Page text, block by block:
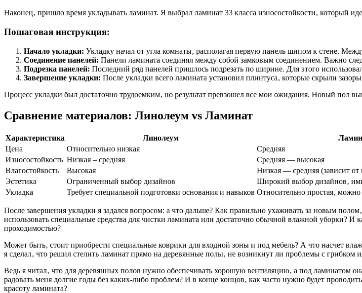
Наконец‚ пришло время укладывать ламинат. Я выбрал ламинат 33 класса износостойкости‚ который
Пошаговая инструкция:
Начало укладки: Укладку начал от угла комнаты‚ располагая первую панель шипом к стене.
Соединение панелей: Панели ламината соединял между собой замковым соединением. Важно
Подрезка панелей: Последний ряд панелей пришлось подрезать по ширине. Для этого
Завершение укладки: После укладки всего ламината установил плинтуса‚ которые скрыли
Процесс укладки был достаточно трудоемким‚ но результат превзошел все мои ожидания. Новый пол
Сравнение материалов: Линолеум vs Ламинат
Характеристика Линолеум
Цена
Относительно низкая
Средняя
Износостойкость Низкая ‒ средняя
Средняя ― высокая
Влагостойкость
Высокая
Низкая ― средняя (зависит от
Эстетика
Ограниченный выбор дизайнов
Широкий выбор дизайнов‚
Укладка
Требует специальной подготовки основания и навыков Относительно простая‚
После завершения укладки я задался вопросом: а что дальше? Как правильно ухаживать за новым
использовать специальные средства для чистки ламината или достаточно обычной влажной уборки? И
проходимостью?
Может быть‚ стоит приобрести специальные коврики для входной зоны и под мебель? А что насчет
я сделал‚ что решил стелить ламинат прямо на деревянные полы‚ не возникнут ли проблемы с грибком
Ведь я читал‚ что для деревянных полов нужно обеспечивать хорошую вентиляцию‚ а под ламинатом
радовать меня долгие годы без каких-либо проблем? И в конце концов‚ как часто нужно будет
красоту ламината?